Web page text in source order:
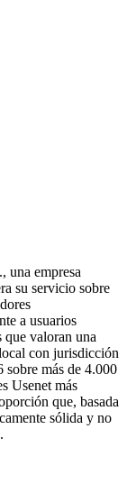
una empresa
su servicio sobre
a usuarios
que valoran una
con jurisdicción
más de 4.000
Usenet más
que, basada
sólida y no